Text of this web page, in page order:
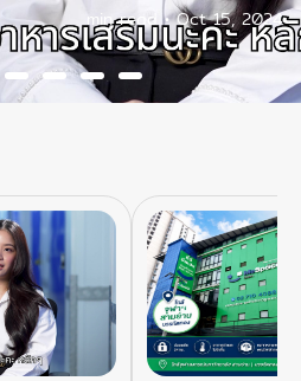
min read •Oct 15, 2024